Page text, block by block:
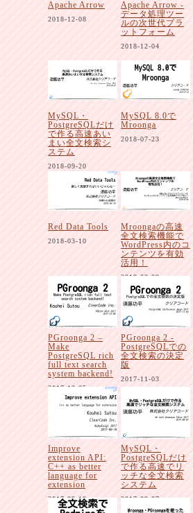
Apache Arrow
2018-12-08
Apache Arrow -
データ処理ツー
ルの次世代プラ
ットフォーム
2018-12-04
MySQL・
PostgreSQLだけ
で作る高速あい
まい全文検索シ
ステム
2018-09-20
MySQL 8.0で
Mroonga
2018-07-23
Red Data Tools
2018-03-10
Mroongaの高速
全文検索機能で
WordPress内のコ
ンテンツを有効
活用！
2018-02-09
PGroonga 2 –
Make
PostgreSQL rich
full text search
system backend!
2017-12-05
PGroonga 2 -
PostgreSQLでの
全文検索の決定
版
2017-11-03
Improve
extension API:
C++ as better
language for
extension
2017-09-19
MySQL・
PostgreSQLだけ
で作る高速でリ
ッチな全文検索
システム
2017-09-07